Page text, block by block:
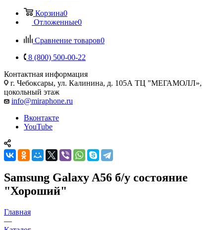
Корзина0
Отложенные0
Сравнение товаров0
8 (800) 500-00-22
Контактная информация
г. Чебоксары, ул. Калинина, д. 105А ТЦ "МЕГАМОЛЛ»,
цокольный этаж
info@miraphone.ru
Вконтакте
YouTube
Samsung Galaxy A56 б/у состояние
"Хороший"
Главная
—